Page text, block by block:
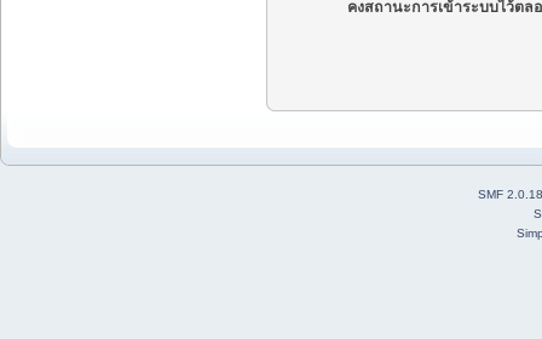
คงสถานะการเข้าระบบไว้ตล
SMF 2.0.18